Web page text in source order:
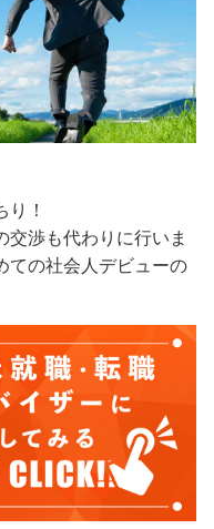
！
渉も代わりに行いま
ての社会人デビューの